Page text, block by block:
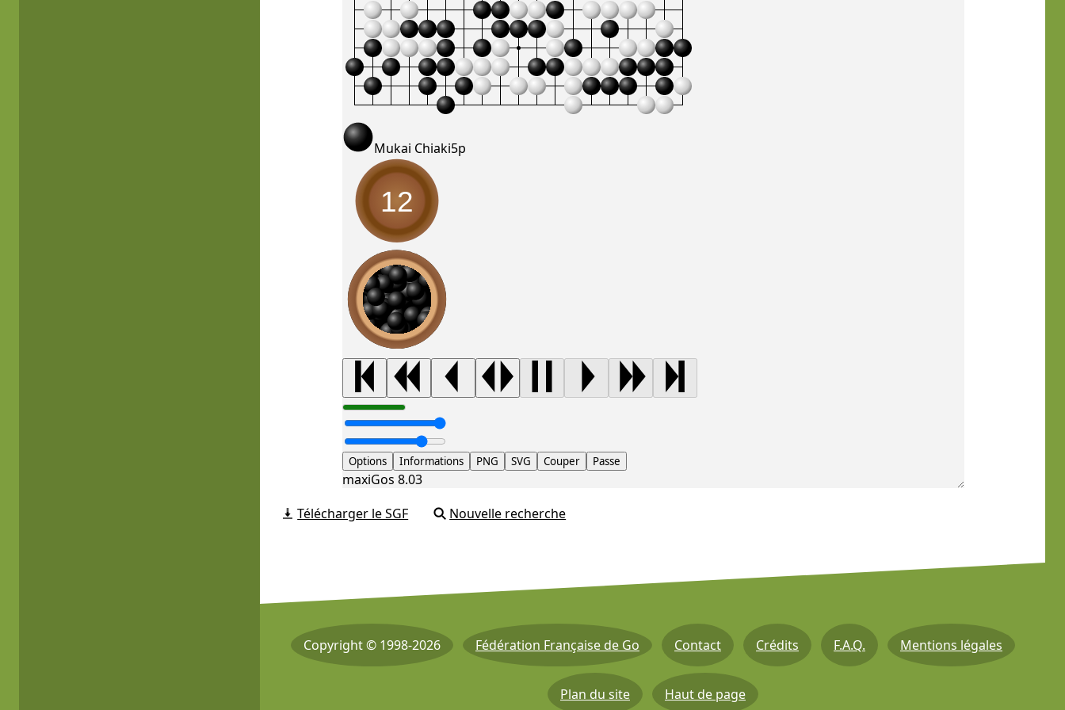
Mukai Chiaki5p
12
Options Informations PNG SVG Couper Passe
maxiGos 8.03
Télécharger le SGF
Nouvelle recherche
Copyright © 1998-2026 Fédération Française de Go Contact Crédits F.A.Q. Mentions légales
Plan du site Haut de page